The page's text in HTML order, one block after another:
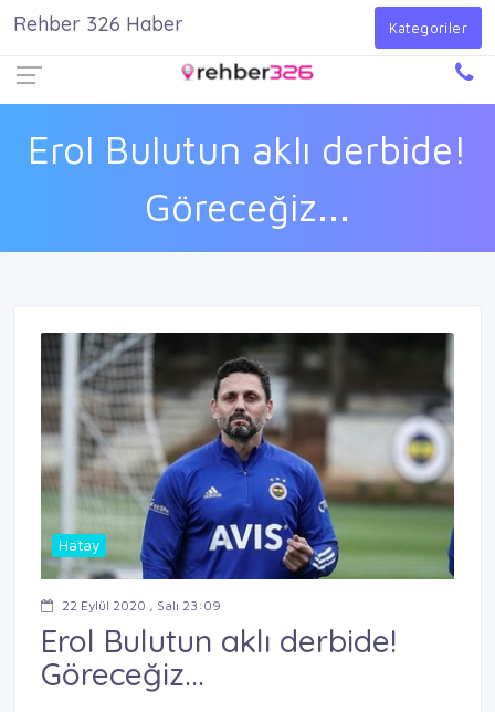
Giriş Yap
Erol Bulutun aklı derbide!
Göreceğiz...
Rehber 326 Haber Kategoriler
Hatay
22 Eylül 2020 , Salı 23:09
Erol Bulutun aklı derbide!
Göreceğiz...